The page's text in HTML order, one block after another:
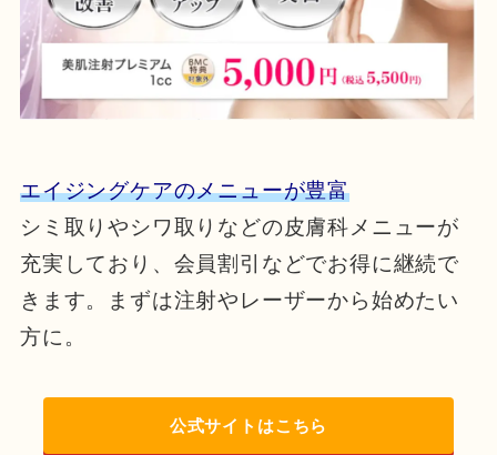
エイジングケアのメニューが豊富
シミ取りやシワ取りなどの皮膚科メニューが
充実しており、会員割引などでお得に継続で
きます。まずは注射やレーザーから始めたい
方に。
公式サイトはこちら